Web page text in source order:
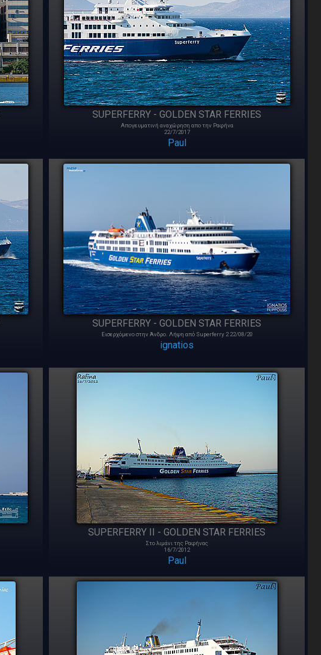
SUPERFERRY - GOLDEN STAR FERRIES
Απογευματινή αναχώρηση απο την Ραφήνα
22/7/2017
Paul
SUPERFERRY - GOLDEN STAR FERRIES
Εισερχόμενο στην Άνδρο. Λήψη από Superferry 2 22/08/20
ignatios
SUPERFERRY II - GOLDEN STAR FERRIES
Στο λιμάνι της Ραφήνας
16/7/2012
Paul